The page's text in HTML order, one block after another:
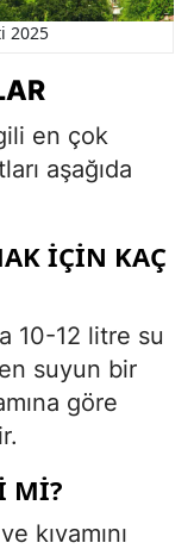
2025
en çok
aşağıda
IÇIN KAÇ
10-12 litre su
suyun bir
göre
MI?
kıvamını